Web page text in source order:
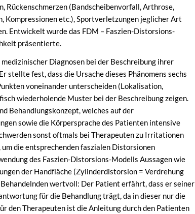
Rückenschmerzen (Bandscheibenvorfall, Arthrose,
Kompressionen etc.), Sportverletzungen jeglicher Art
Entwickelt wurde das FDM – Faszien-Distorsions-
präsentierte.
Diagnosen bei der Beschreibung ihrer
stellte fest, dass die Ursache dieses Phänomens sechs
voneinander unterscheiden (Lokalisation,
wiederholende Muster bei der Beschreibung zeigen.
Behandlungskonzept, welches auf der
sowie die Körpersprache des Patienten intensive
sonst oftmals bei Therapeuten zu Irritationen
die entsprechenden faszialen Distorsionen
des Faszien-Distorsions-Modells Aussagen wie
der Handfläche (Zylinderdistorsion = Verdrehung
wertvoll: Der Patient erfährt, dass er seiner
für die Behandlung trägt, da in dieser nur die
den Therapeuten ist die Anleitung durch den Patienten